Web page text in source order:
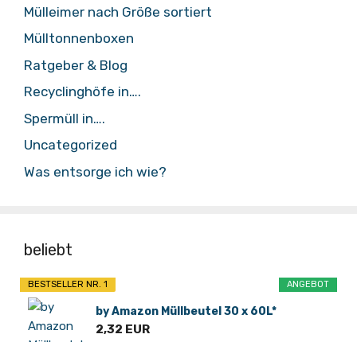
Mülleimer nach Größe sortiert
Mülltonnenboxen
Ratgeber & Blog
Recyclinghöfe in….
Spermüll in….
Uncategorized
Was entsorge ich wie?
beliebt
ANGEBOT
BESTSELLER NR. 1
by Amazon Müllbeutel 30 x 60L*
2,32 EUR